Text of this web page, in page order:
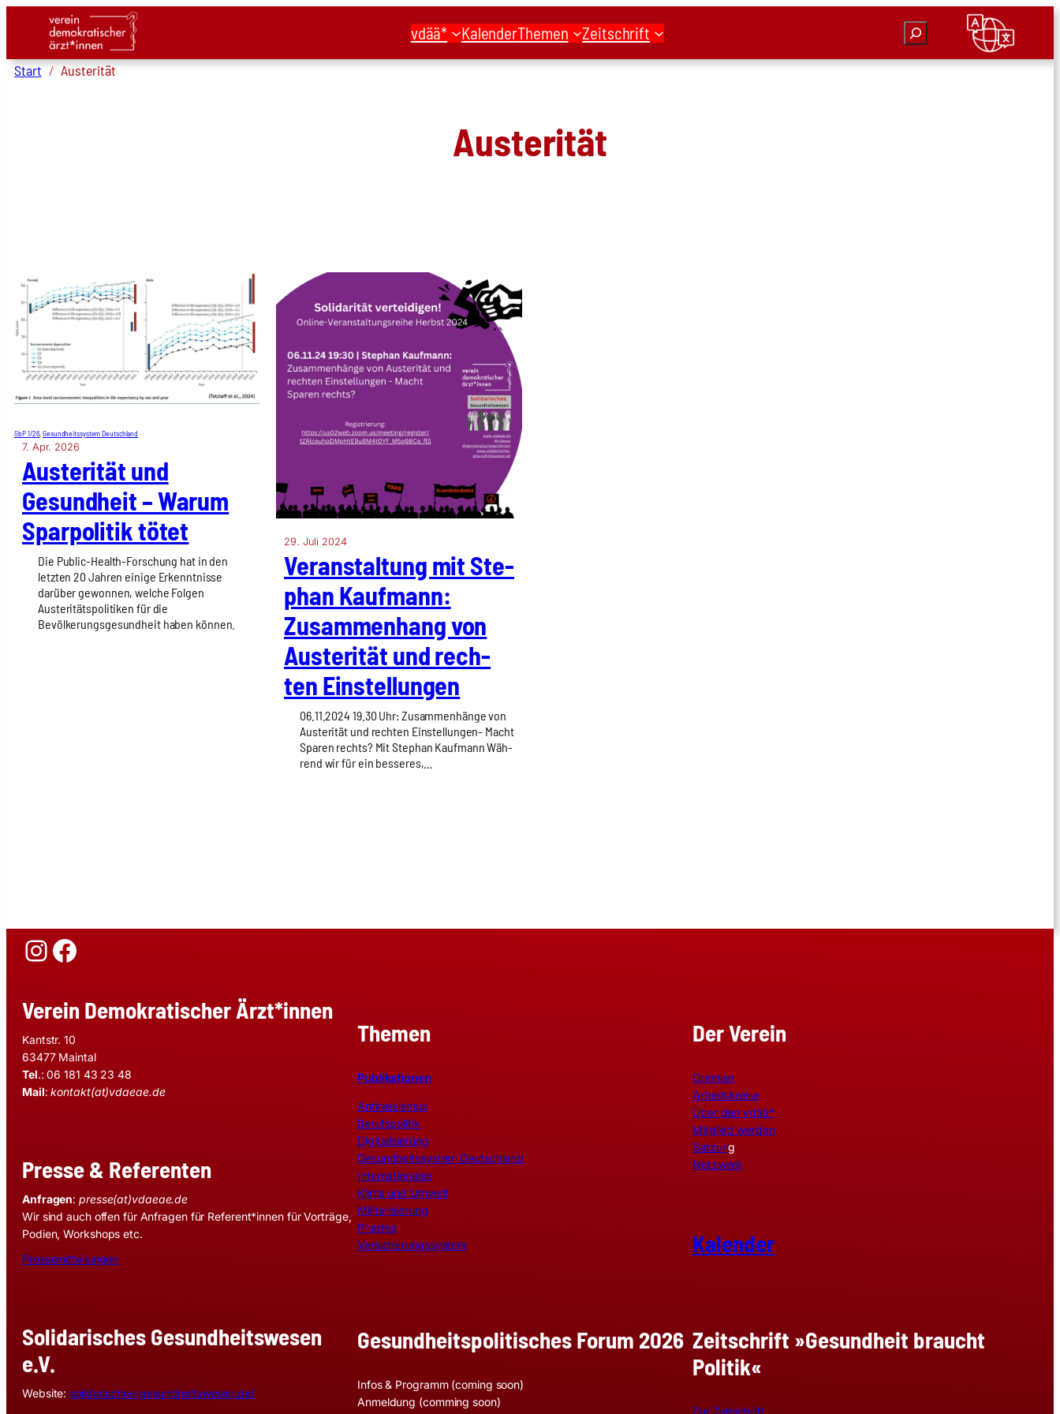
springen
vdää* KalenderThemen Zeitschrift Suchen
Start Austerität
Austerität
GbP 1/26, Gesundheitssystem Deutschland
7. Apr. 2026
Austeri­tät und
Gesund­heit – War­um
Spar­po­li­tik tötet
Die Public-Health-Forschung hat in den
letzten 20 Jahren einige Erkenntnisse
darüber gewonnen, welche Folgen
Austeritätspolitiken für die
Bevölkerungsgesundheit haben können.
29. Juli 2024
Ver­an­stal­tung mit Ste­
phan Kauf­mann:
Zusam­men­hang von
Austeri­tät und rech­
ten Ein­stel­lun­gen
06.11.2024 19.30 Uhr: Zusam­men­hän­ge von
Austeri­tät und rech­ten Ein­stel­lun­gen- Macht
Spa­ren rechts? Mit Ste­phan Kauf­mann Wäh­
rend wir für ein bes­se­res,…
Instagram
Facebook
Verein Demokratischer Ärzt*innen
Kantstr. 10
63477 Maintal
Tel.: 06 181 43 23 48
Mail:kontakt(at)vdaeae.de
Presse & Referenten
Anfragen:presse(at)vdaeae.de
Wir sind auch offen für Anfragen für Referent*innen für Vorträge,
Podien, Workshops etc.
Pressemitteilungen
Solidarisches Gesundheitswesen
e.V.
Website: solidarisches-gesundheitswesen.de/
Themen
Publikationen
Antirassismus
Berufspolitik
Digitalisierung
Gesundheitssystem Deutschland
Internationales
Klima und Umwelt
Militarisierung
Pharma
Versicherungssystem
Gesundheitspolitisches Forum 2026
Infos & Programm (coming soon)
Anmeldung (comming soon)
Der Verein
Gremien
Arbeitskreise
Über den vdää*
Mitglied werden
Satzung
Netzwerk
Kalender
Zeitschrift »Gesundheit braucht
Politik«
Zur Zeitschrift